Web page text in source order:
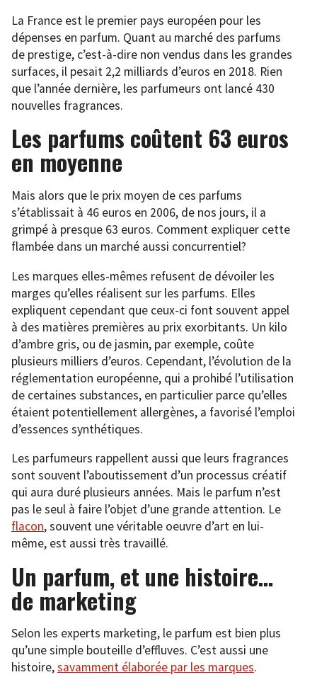
La France est le premier pays européen pour les
dépenses en parfum. Quant au marché des parfums
de prestige, c’est-à-dire non vendus dans les grandes
surfaces, il pesait 2,2 milliards d’euros en 2018. Rien
que l’année dernière, les parfumeurs ont lancé 430
nouvelles fragrances.
Les parfums coûtent 63 euros
en moyenne
Mais alors que le prix moyen de ces parfums
s’établissait à 46 euros en 2006, de nos jours, il a
grimpé à presque 63 euros. Comment expliquer cette
flambée dans un marché aussi concurrentiel?
Les marques elles-mêmes refusent de dévoiler les
marges qu’elles réalisent sur les parfums. Elles
expliquent cependant que ceux-ci font souvent appel
à des matières premières au prix exorbitants. Un kilo
d’ambre gris, ou de jasmin, par exemple, coûte
plusieurs milliers d’euros. Cependant, l’évolution de la
réglementation européenne, qui a prohibé l’utilisation
de certaines substances, en particulier parce qu’elles
étaient potentiellement allergènes, a favorisé l’emploi
d’essences synthétiques.
Les parfumeurs rappellent aussi que leurs fragrances
sont souvent l’aboutissement d’un processus créatif
qui aura duré plusieurs années. Mais le parfum n’est
pas le seul à faire l’objet d’une grande attention. Le
flacon, souvent une véritable oeuvre d’art en lui-
même, est aussi très travaillé.
Un parfum, et une histoire…
de marketing
Selon les experts marketing, le parfum est bien plus
qu’une simple bouteille d’effluves. C’est aussi une
histoire,savamment élaborée par les marques.